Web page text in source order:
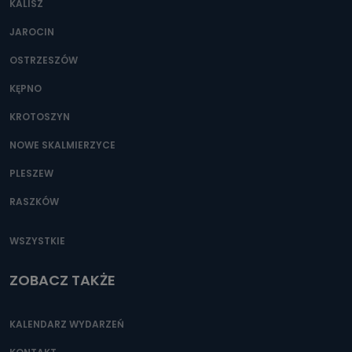
Można to zrobić pod numerem telefonu 62 735-51-05 lub
KALISZ
JAROCIN
OSTRZESZÓW
KĘPNO
KROTOSZYN
NOWE SKALMIERZYCE
PLESZEW
RASZKÓW
WSZYSTKIE
ZOBACZ TAKŻE
KALENDARZ WYDARZEŃ